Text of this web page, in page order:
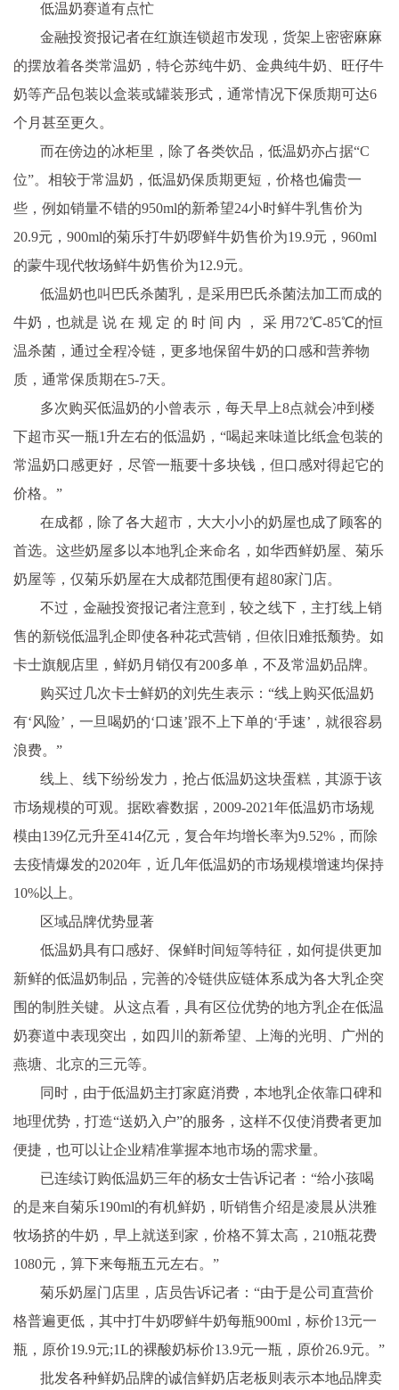
低温奶赛道有点忙
金融投资报记者在红旗连锁超市发现，货架上密密麻麻
的摆放着各类常温奶，特仑苏纯牛奶、金典纯牛奶、旺仔牛
奶等产品包装以盒装或罐装形式，通常情况下保质期可达6
个月甚至更久。
而在傍边的冰柜里，除了各类饮品，低温奶亦占据“C
位”。相较于常温奶，低温奶保质期更短，价格也偏贵一
些，例如销量不错的950ml的新希望24小时鲜牛乳售价为
20.9元，900ml的菊乐打牛奶啰鲜牛奶售价为19.9元，960ml
的蒙牛现代牧场鲜牛奶售价为12.9元。
低温奶也叫巴氏杀菌乳，是采用巴氏杀菌法加工而成的
牛奶，也就是 说 在 规 定 的 时 间 内 ， 采 用72℃-85℃的恒
温杀菌，通过全程冷链，更多地保留牛奶的口感和营养物
质，通常保质期在5-7天。
多次购买低温奶的小曾表示，每天早上8点就会冲到楼
下超市买一瓶1升左右的低温奶，“喝起来味道比纸盒包装的
常温奶口感更好，尽管一瓶要十多块钱，但口感对得起它的
价格。”
在成都，除了各大超市， 大大小小的奶屋也成了顾客的
首选。这些奶屋多以本地乳企来命名，如华西鲜奶屋、菊乐
奶屋等，仅菊乐奶屋在大成都范围便有超80家门店。
不过， 金融投资报记者注意到，较之线下，主打线上销
售的新锐低温乳企即使各种花式营销，但依旧难抵颓势。如
卡士旗舰店里，鲜奶月销仅有200多单，不及常温奶品牌。
购买过几次卡士鲜奶的刘先生表示：“线上购买低温奶
有‘风险’，一旦喝奶的‘口速’跟不上下单的‘手速’，就很容易
浪费。”
线上、线下纷纷发力，抢占低温奶这块蛋糕，其源于该
市场规模的可观。据欧睿数据，2009-2021年低温奶市场规
模由139亿元升至414亿元，复合年均增长率为9.52%，而除
去疫情爆发的2020年， 近 几年低温奶的市场规模增速均保持
10%以上。
区域品牌优势显著
低温奶具有口感好、保鲜时间短等特征，如何提供更加
新鲜的低温奶制品，完善的冷链供应链体系成为各大乳企突
围的制胜关键。从这点看，具有区位优势的地方乳企在低温
奶赛道中表现突出，如四川的新希望、上海的光明、广州的
燕塘、北京的三元等。
同时，由于低温奶主打家庭消费，本地乳企依靠口碑和
地理优势，打造“送奶入户”的服务，这样不仅使消费者更加
便捷，也可以让企业精准掌握本地市场的需求量。
已连续订购低温奶三年的杨女士告诉记者：“给小孩喝
的是来自菊乐190ml的有机鲜奶，听销售介绍是凌晨从洪雅
牧场挤的牛奶，早上就送到家，价格不算太高，210瓶花费
1080元，算下来每瓶五元左右。”
菊乐奶屋门店里，店员告诉记者：“由于是公司直营价
格普遍更低，其中打牛奶啰鲜牛奶每瓶900ml，标价13元一
瓶，原价19.9元;1L的裸酸奶标价13.9元一瓶，原价26.9元。”
批发各种鲜奶品牌的诚信鲜奶店老板则表示本地品牌卖